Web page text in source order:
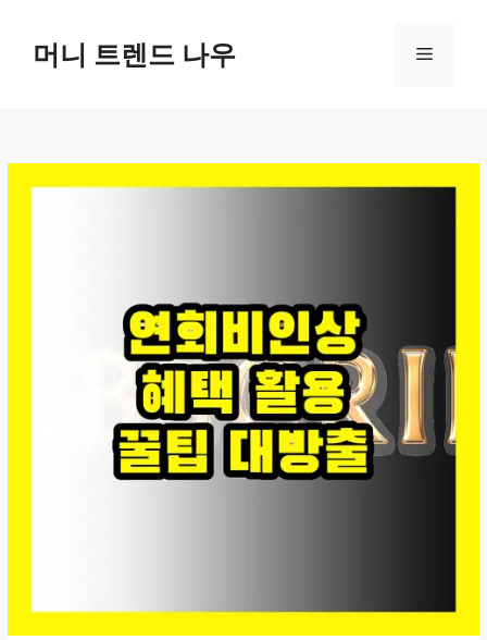
머니 트렌드 나우 메